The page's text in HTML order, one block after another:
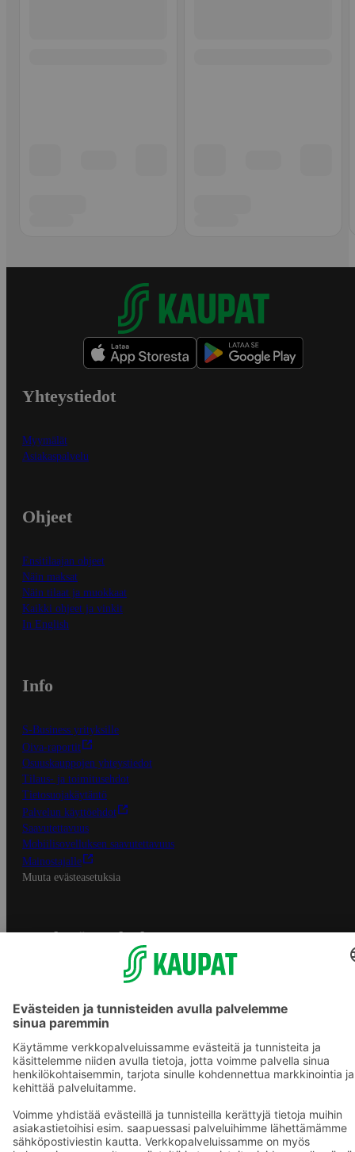
Yhteystiedot
Myymälät
Asiakaspalvelu
Ohjeet
Ensitilaajan ohjeet
Näin maksat
Näin tilaat ja muokkaat
Kaikki ohjeet ja vinkit
In English
Info
S-Business yrityksille
Oiva-raportit
Osuuskauppojen yhteystiedot
Tilaus- ja toimitusehdot
Tietosuojakäytäntö
Palvelun käyttöehdot
Saavutettavuus
Mobiilisovelluksen saavutettavuus
Mainostajalle
Muuta evästeasetuksia
S-ryhmän palvelut
Asiakasomistajuus
Yhteishyvä Ruoka -sovellus
Prisma.fi
Sokos.fi
S-Pankki
Sokos Hotels
Raflaamo